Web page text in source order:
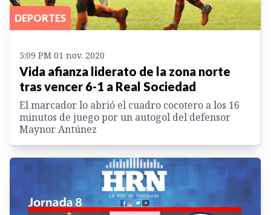
DEPORTES
5:09 PM 01 nov. 2020
Vida afianza liderato de la zona norte
tras vencer 6-1 a Real Sociedad
El marcador lo abrió el cuadro cocotero a los 16
minutos de juego por un autogol del defensor
Maynor Antúnez